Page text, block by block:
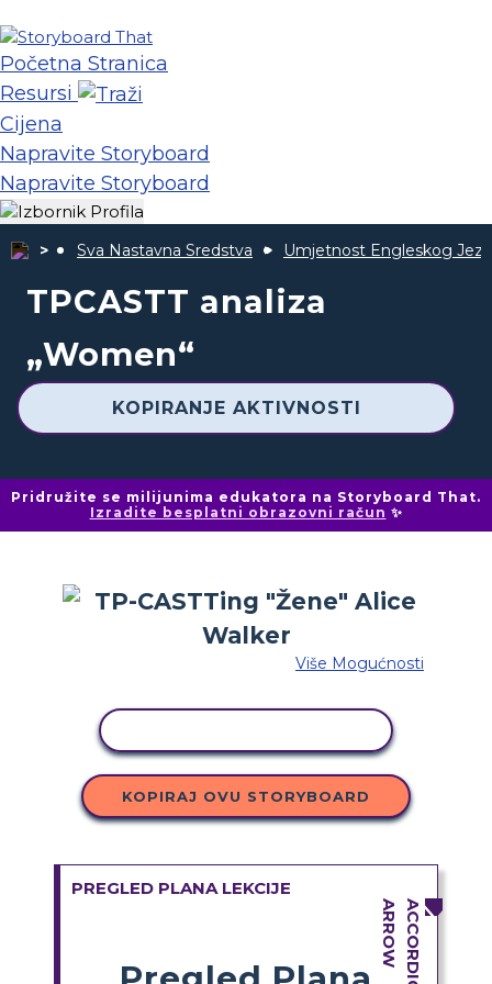
Početna Stranica
Resursi
Cijena
Napravite Storyboard
Napravite Storyboard
Sva Nastavna Sredstva Umjetnost Engleskog
TPCASTT analiza
„Women“
KOPIRANJE AKTIVNOSTI
Pridružite se milijunima edukatora na Storyboard That.
Izradite besplatni obrazovni račun ✨
Više Mogućnosti
KOPIRAJ OVU STORYBOARD
PREGLED PLANA LEKCIJE